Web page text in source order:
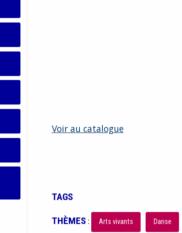
Voir au catalogue
TAGS
THÈMES: Arts vivants Danse